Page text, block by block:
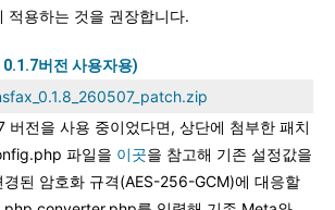
적용하는 것을 권장합니다.
버전 사용자용)
버전을 사용 중이었다면, 상단에 첨부한 패치
파일을 이곳을 참고해 기존 설정값을
경된 암호화 규격(AES-256-GCM)에 대응할